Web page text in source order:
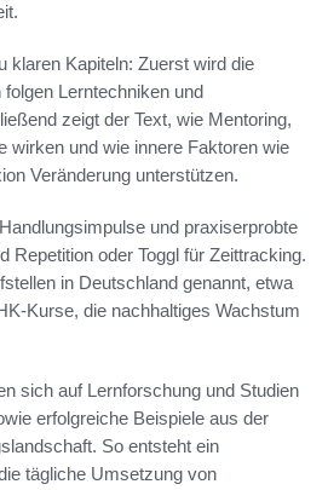
klaren Kapiteln: Zuerst wird die
Lerntechniken und
zeigt der Text, wie Mentoring,
wirken und wie innere Faktoren wie
Veränderung unterstützen.
und praxiserprobte
Repetition oder Toggl für Zeittracking.
in Deutschland genannt, etwa
Kurse, die nachhaltiges Wachstum
sich auf Lernforschung und Studien
erfolgreiche Beispiele aus der
So entsteht ein
tägliche Umsetzung von